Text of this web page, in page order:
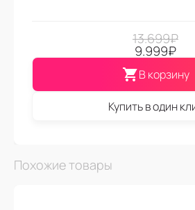
13.699₽
9.999₽
В корзину
Купить в один
Похожие товары